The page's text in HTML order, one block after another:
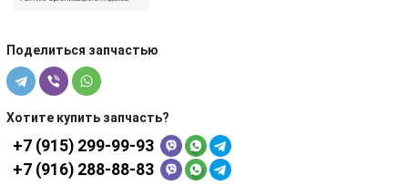
Поделиться запчастью
Хотите купить запчасть?
+7 (915) 299-99-93
+7 (916) 288-88-83